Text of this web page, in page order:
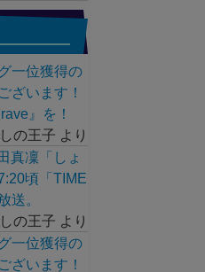
一位獲得の
ざいます！
』を！
の王子 より
真凜「しょ
頃「TIME
送。
の王子 より
一位獲得の
ざいます！